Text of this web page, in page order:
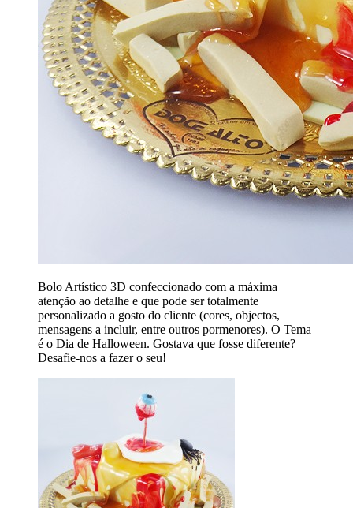
Bolo Artístico 3D confeccionado com a máxima
atenção ao detalhe e que pode ser totalmente
personalizado a gosto do cliente (cores, objectos,
mensagens a incluir, entre outros pormenores). O Tema
é o Dia de Halloween. Gostava que fosse diferente?
Desafie-nos a fazer o seu!